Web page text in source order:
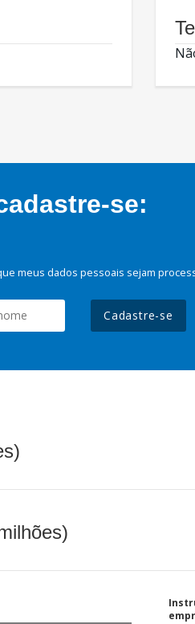
se:
meus dados pessoais sejam
Cadastre-se